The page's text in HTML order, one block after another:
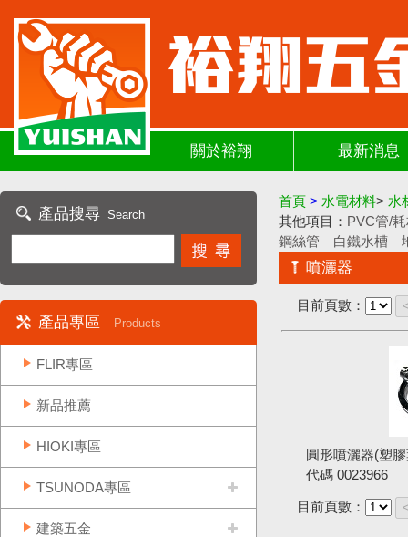
關於裕翔 最新消息
產品搜尋 Search
產品專區 Products
FLIR專區
新品推薦
HIOKI專區
TSUNODA專區
建築五金
首頁 > 水電材料> 水
其他項目： PVC管/
鋼絲管
白鐵水槽
噴灑器
目前頁數：
圓形噴灑器(塑
代碼 0023966
目前頁數：